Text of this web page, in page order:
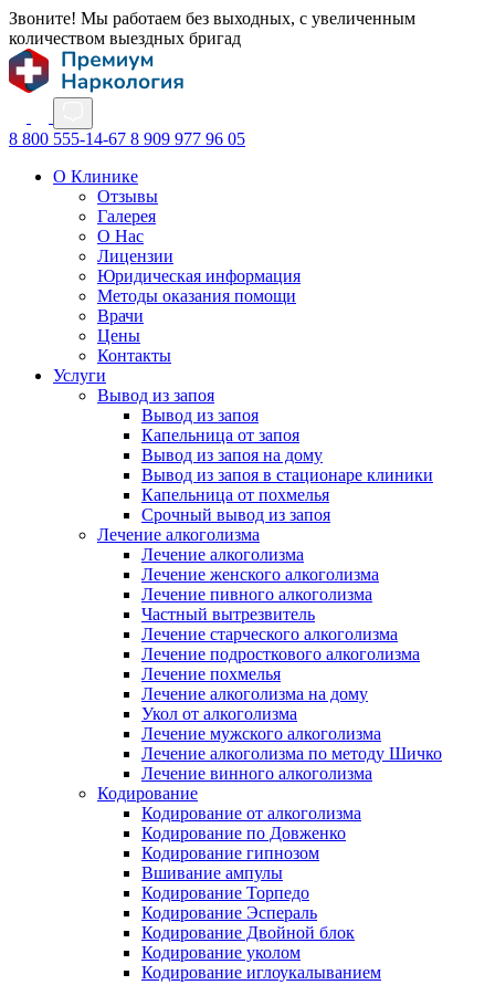
Звоните! Мы работаем без выходных, с увеличенным
количеством выездных бригад
8 800 555-14-67 8 909 977 96 05
О Клинике
Отзывы
Галерея
О Нас
Лицензии
Юридическая информация
Методы оказания помощи
Врачи
Цены
Контакты
Услуги
Вывод из запоя
Вывод из запоя
Капельница от запоя
Вывод из запоя на дому
Вывод из запоя в стационаре клиники
Капельница от похмелья
Срочный вывод из запоя
Лечение алкоголизма
Лечение алкоголизма
Лечение женского алкоголизма
Лечение пивного алкоголизма
Частный вытрезвитель
Лечение старческого алкоголизма
Лечение подросткового алкоголизма
Лечение похмелья
Лечение алкоголизма на дому
Укол от алкоголизма
Лечение мужского алкоголизма
Лечение алкоголизма по методу Шичко
Лечение винного алкоголизма
Кодирование
Кодирование от алкоголизма
Кодирование по Довженко
Кодирование гипнозом
Вшивание ампулы
Кодирование Торпедо
Кодирование Эспераль
Кодирование Двойной блок
Кодирование уколом
Кодирование иглоукалыванием